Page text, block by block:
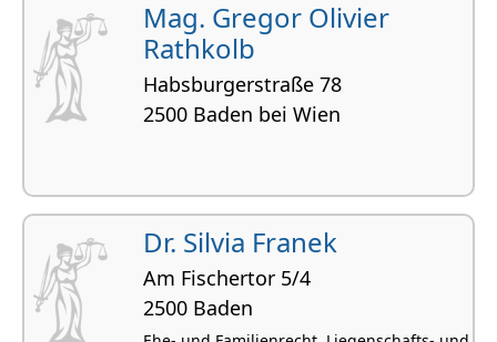
Mag. Gregor Olivier
Rathkolb
Habsburgerstraße 78
2500 Baden bei Wien
Dr. Silvia Franek
Am Fischertor 5/4
2500 Baden